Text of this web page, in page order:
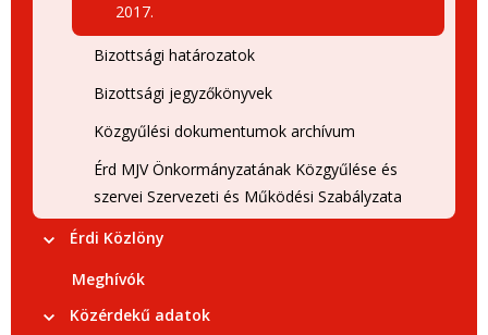
2017.
Bizottsági határozatok
Bizottsági jegyzőkönyvek
Közgyűlési dokumentumok archívum
Érd MJV Önkormányzatának Közgyűlése és
szervei Szervezeti és Működési Szabályzata
Érdi Közlöny
Meghívók
Közérdekű adatok